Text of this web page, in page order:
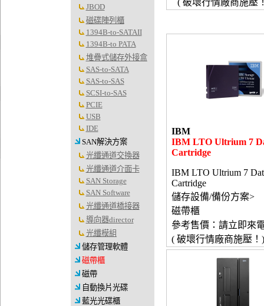
JBOD
磁碟陣列櫃
1394B-to-SATAII
1394B-to PATA
堆疊式儲存外接盒
SAS-to-SATA
SAS-to-SAS
SCSI-to-SAS
PCIE
USB
IDE
SAN解決方案
光纖通道交換器
光纖通道介面卡
SAN Storage
SAN Software
光纖通道橋接器
導向器director
光纖模組
儲存管理軟體
磁帶櫃
磁帶
自動換片光碟
藍光光碟櫃
( 破壞行情廠商施壓
IBM
IBM LTO Ultrium 7
Cartridge
IBM LTO Ultrium 7
Cartridge
儲存設備/備份方案>
磁帶櫃
參考售價：請立即來
( 破壞行情廠商施壓！)